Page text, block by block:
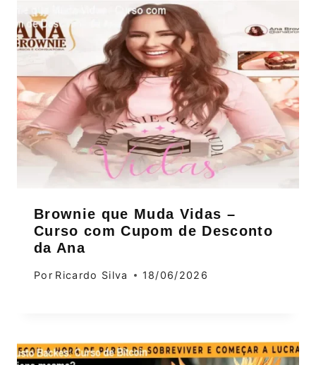
Brownie que Muda Vidas –
Curso com Cupom de Desconto
da Ana
Por Ricardo Silva 18/06/2026